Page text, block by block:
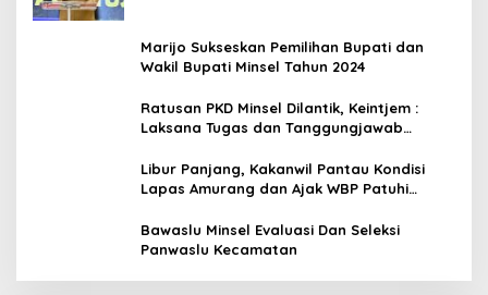
Marijo Sukseskan Pemilihan Bupati dan
Wakil Bupati Minsel Tahun 2024
Ratusan PKD Minsel Dilantik, Keintjem :
Laksana Tugas dan Tanggungjawab
Libur Panjang, Kakanwil Pantau Kondisi
Lapas Amurang dan Ajak WBP Patuhi
Bawaslu Minsel Evaluasi Dan Seleksi
Panwaslu Kecamatan